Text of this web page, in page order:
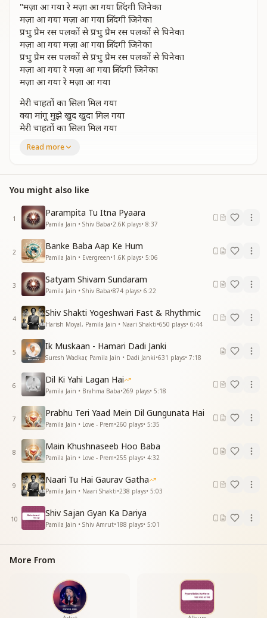
"मज़ा आ गया रे मज़ा आ गया जिंदगी जिनेका
मज़ा आ गया मज़ा आ गया जिंदगी जिनेका
प्रभु प्रेम रस पलकों से प्रभु प्रेम रस पलकों से पिनेका
मज़ा आ गया मज़ा आ गया जिंदगी जिनेका
प्रभु प्रेम रस पलकों से प्रभु प्रेम रस पलकों से पिनेका
मज़ा आ गया रे मज़ा आ गया जिंदगी जिनेका
मज़ा आ गया रे मज़ा आ गया
मेरी चाहतों का सिला मिल गया
क्या मांगू मुझे खुद खुदा मिल गया
मेरी चाहतों का सिला मिल गया
ना खो जाए ये खयाल ना खो जाए ये खयाल नगीने का
मज़ा आ गया रे मज़ा आ गया
आंखों से चल जाए दिल में उतर
तेरी किरणों में घुलके जाए बिखर
आंखों से चल जाए दिल में उतर
तेरी किरणों में घुलके जाए बिखर
ये कहता है शोला मेरे ये कहता है शोला मेरे सीने का
मज़ा आ गया रे मज़ा आ गया जिंदगी जिनेका
मज़ा आ गया मज़ा आ गया
लहरों में है या की लहरों से पार मस्तों के मन में बहार ही बहार
लहरों में है या की लहरों से पार मस्तों के मन में बहार ही बहार
खुदा खुद ही बना मांझी है खुदा खुद ही बना मांझी है सपीने का
मज़ा आ गया रे मज़ा आ गया जिंदगी जिनेका
मज़ा आ गया रे मज़ा आ गया जिंदगी जिनेका
प्रभु प्रेम रस पलकों से प्रभु प्रेम रस पलकों से पिनेका
मज़ा आ गया रे मज़ा आ गया जिंदगी जिनेका
मज़ा आ गया रे मज़ा आ गया जिंदगी जिनेका"
Read more
You might also like
1
Parampita Tu Itna Pyaara
Pamila Jain • Shiv Baba•2.6K plays• 8:37
2
Banke Baba Aap Ke Hum
Pamila Jain • Evergreen•1.6K plays• 5:06
3
Satyam Shivam Sundaram
Pamila Jain • Shiv Baba•874 plays• 6:22
4
Shiv Shakti Yogeshwari Fast & Rhythmic
Harish Moyal, Pamila Jain • Naari Shakti•650 plays• 6:44
5
Ik Muskaan - Hamari Dadi Janki
Suresh Wadkar, Pamila Jain • Dadi Janki•631 plays• 7:18
6
Dil Ki Yahi Lagan Hai
Pamila Jain • Brahma Baba•269 plays• 5:18
7
Prabhu Teri Yaad Mein Dil Gungunata Hai
Pamila Jain • Love - Prem•260 plays• 5:35
8
Main Khushnaseeb Hoo Baba
Pamila Jain • Love - Prem•255 plays• 4:32
9
Naari Tu Hai Gaurav Gatha
Pamila Jain • Naari Shakti•238 plays• 5:03
10
Shiv Sajan Gyan Ka Dariya
Pamila Jain • Shiv Amrut•188 plays• 5:01
More From